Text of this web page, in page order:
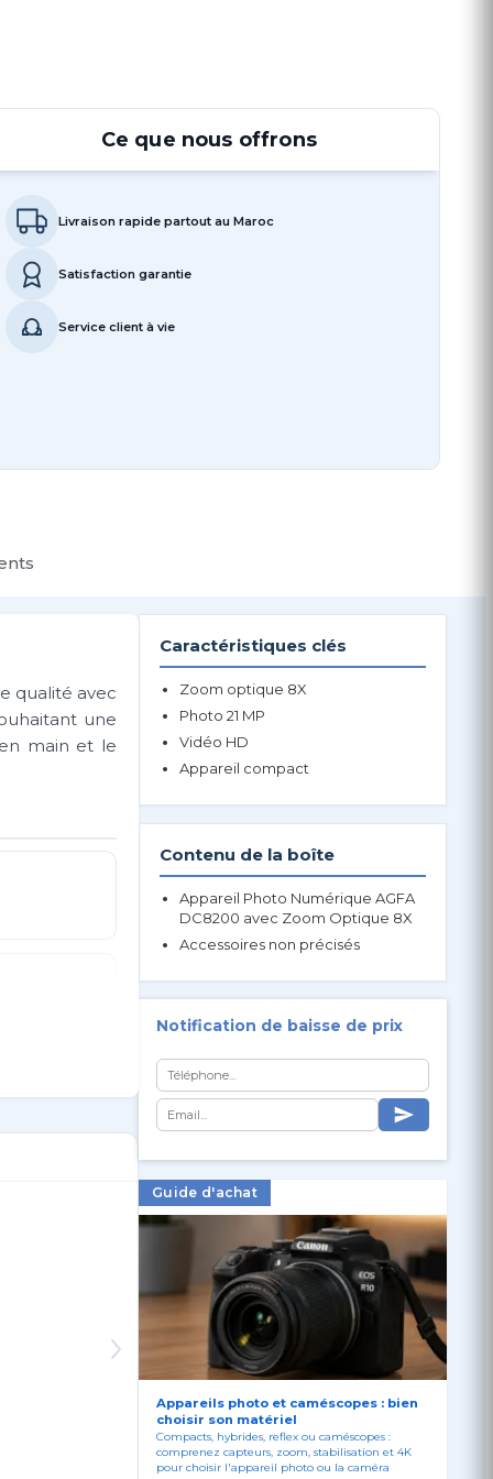
Ce que nous offrons
Livraison rapide partout au Maroc
Satisfaction garantie
Service client à vie
qualité avec
une
main et le
Caractéristiques clés
Zoom optique 8X
Photo 21 MP
Vidéo HD
Appareil compact
Contenu de la boîte
Appareil Photo Numérique AGFA
DC8200 avec Zoom Optique 8X
Accessoires non précisés
Notification de baisse de prix
Guide d'achat
Appareils photo et caméscopes : bien
choisir son matériel
Compacts, hybrides, reflex ou caméscopes :
comprenez capteurs, zoom, stabilisation et 4K
pour choisir l'appareil photo ou la caméra